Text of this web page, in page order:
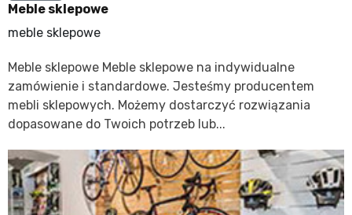
Meble sklepowe
meble sklepowe
Meble sklepowe Meble sklepowe na indywidualne
zamówienie i standardowe. Jesteśmy producentem
mebli sklepowych. Możemy dostarczyć rozwiązania
dopasowane do Twoich potrzeb lub...